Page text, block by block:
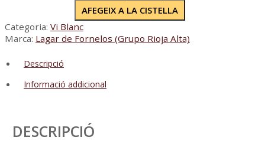
AFEGEIX A LA CISTELLA
Categoria: Vi Blanc
Marca: Lagar de Fornelos (Grupo Rioja Alta)
Descripció
Informació addicional
DESCRIPCIÓ